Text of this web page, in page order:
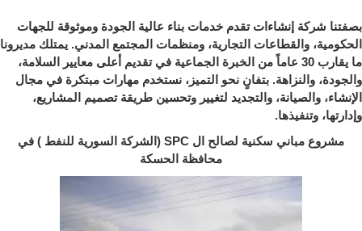
بصفتنا شركة إنشاءات تقدم خدمات بناء عالية الجودة وموثوقة للجهات
الحكومية، والقطاعات التجارية، ومنظمات المجتمع المدني. يمتلك مديرونا
ما يقارب 30 عاماً من الخبرة الجماعية في تقديم أعلى معايير السلامة،
والجودة، والنزاهة. بتفانٍ نحو التميز، نستخدم مهارات مبتكرة في مجال
الإنشاء، والصيانة، والتجديد لتغيير وتحسين طريقة تصميم المشاريع،
وإدارتها، وتنفيذها.
مشروع مباني سكنية لصالح ال SPC (الشركة السورية للنفط ) في
محافظة الحسكة